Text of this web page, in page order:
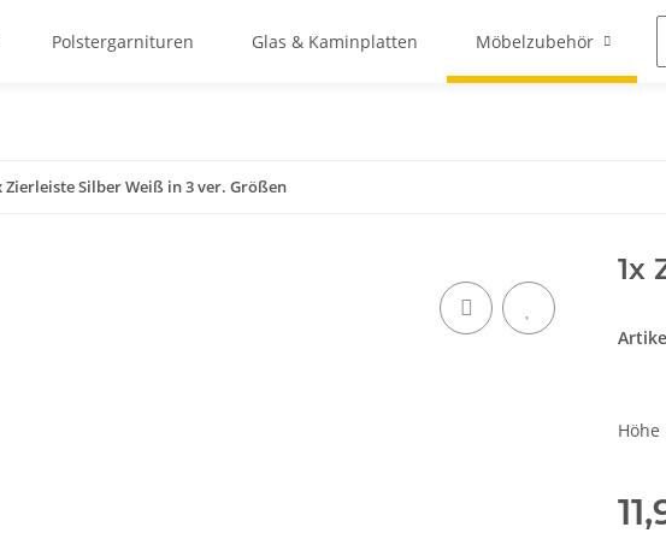
Polstergarnituren Glas & Kaminplatten Möbelzubehör
Zierleiste Silber Weiß in 3 ver. Größen
1x
Höhe